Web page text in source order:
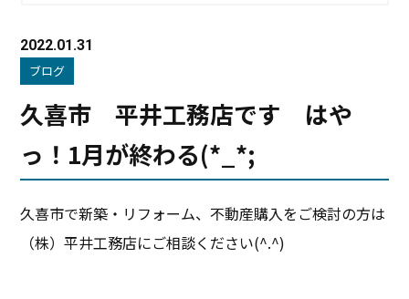
2022.01.31
ブログ
久喜市 平井工務店です はや
っ！1月が終わる(*_*;
久喜市で新築・リフォーム、不動産購入をご検討の方は
（株）平井工務店にご相談ください(^.^)